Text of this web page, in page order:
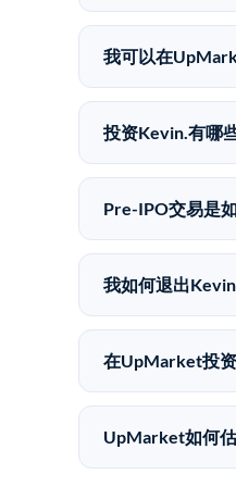
Kevin.没有公开股
我可以在
可以。合格投资
UpMarket是
投资Kevin.有哪
Pre-IPO投资存在
损失的准备。私
Pre-IPO交易是
在Pre-IPO交易中
注册的经纪交易
我如何退出
Pre-IPO持股主要
件。任何退出的
在UpMarket投
UpMarket上大多
仅在完成投资时
UpMarket如何